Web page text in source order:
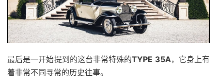
最后是一开始提到的这台非常特殊的TYPE 35A，它身上有
着非常不同寻常的历史往事。